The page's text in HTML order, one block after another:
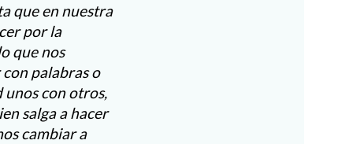
que en nuestra
por la
que nos
palabras o
unos con otros,
salga a hacer
cambiar a